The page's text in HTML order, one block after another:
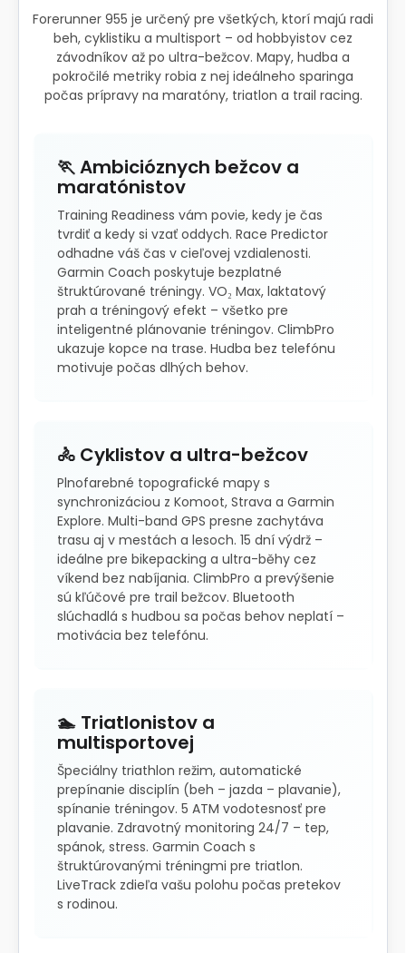
Forerunner 955 je určený pre všetkých, ktorí majú radi
beh, cyklistiku a multisport – od hobbyistov cez
závodníkov až po ultra-bežcov. Mapy, hudba a
pokročilé metriky robia z nej ideálneho sparinga
počas prípravy na maratóny, triatlon a trail racing.
🏃 Ambicióznych bežcov a
maratónistov
Training Readiness vám povie, kedy je čas
tvrdiť a kedy si vzať oddych. Race Predictor
odhadne váš čas v cieľovej vzdialenosti.
Garmin Coach poskytuje bezplatné
štruktúrované tréningy. VO₂ Max, laktatový
prah a tréningový efekt – všetko pre
inteligentné plánovanie tréningov. ClimbPro
ukazuje kopce na trase. Hudba bez telefónu
motivuje počas dlhých behov.
🚴 Cyklistov a ultra-bežcov
Plnofarebné topografické mapy s
synchronizáciou z Komoot, Strava a Garmin
Explore. Multi-band GPS presne zachytáva
trasu aj v mestách a lesoch. 15 dní výdrž –
ideálne pre bikepacking a ultra-běhy cez
víkend bez nabíjania. ClimbPro a prevýšenie
sú kľúčové pre trail bežcov. Bluetooth
slúchadlá s hudbou sa počas behov neplatí –
motivácia bez telefónu.
🏊 Triatlonistov a
multisportovej
Špeciálny triathlon režim, automatické
prepínanie disciplín (beh – jazda – plavanie),
spínanie tréningov. 5 ATM vodotesnosť pre
plavanie. Zdravotný monitoring 24/7 – tep,
spánok, stress. Garmin Coach s
štruktúrovanými tréningmi pre triatlon.
LiveTrack zdieľa vašu polohu počas pretekov
s rodinou.